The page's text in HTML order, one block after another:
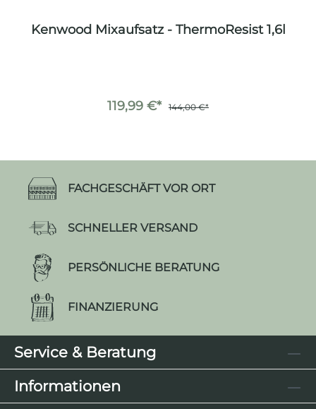
Kenwood Mixaufsatz - ThermoResist 1,6l
119,99 €* 144,00 €*
FACHGESCHÄFT VOR ORT
SCHNELLER VERSAND
PERSÖNLICHE BERATUNG
FINANZIERUNG
Service & Beratung
Informationen